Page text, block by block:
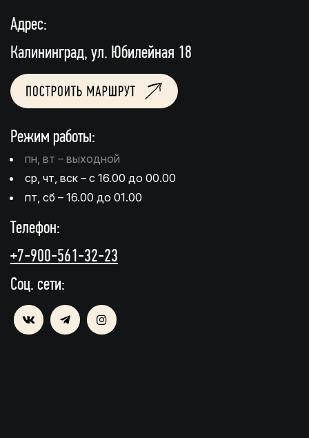
Адрес:
Калининград, ул. Юбилейная 18
Режим работы:
пн, вт – выходной
ср, чт, вск – с 16.00 до 00.00
пт, сб – 16.00 до 01.00
Телефон:
+7-900-561-32-23
Соц. сети: